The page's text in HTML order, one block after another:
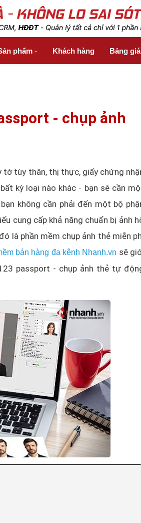
phẩm Khách hàng Bảng giá
- chụp ảnh
tờ tùy thân, thị thực, giấy chứng
kỳ loại nào khác - bạn sẽ cần
không cần phải đến một bộ
cung cấp khả năng chuẩn bị ảnh
là phần mềm chụp ảnh thẻ miễn
bán hàng đa kênh Nhanh.vn sẽ
passport - chụp ảnh thẻ tự